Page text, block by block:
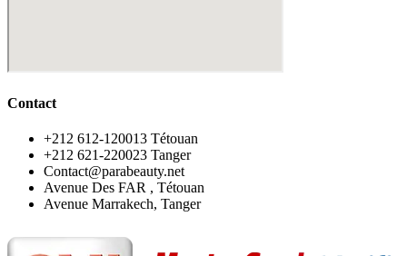
Contact
‪+212 612-120013 Tétouan
‪+212 621-220023 Tanger
Contact@parabeauty.net
Avenue Des FAR , Tétouan
Avenue Marrakech, Tanger